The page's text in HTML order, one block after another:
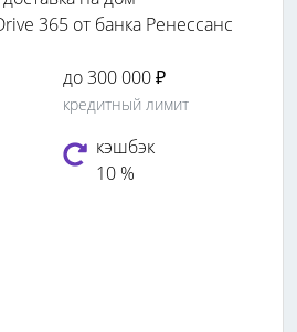
до 300 000 ₽
кредитный лимит
кэшбэк
10 %